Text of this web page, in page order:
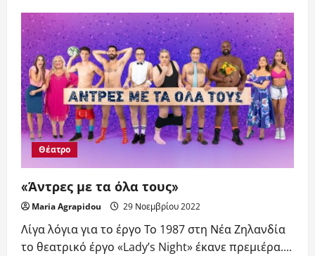
Θέατρο
«Άντρες με τα όλα τους»
Maria Agrapidou 29 Νοεμβρίου 2022
Λίγα λόγια για το έργο Το 1987 στη Νέα Ζηλανδία
το θεατρικό έργο «Lady’s Night» έκανε πρεμιέρα....